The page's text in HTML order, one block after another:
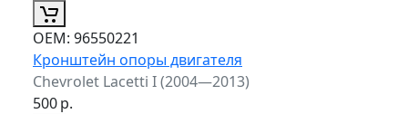
ОЕМ: 96550221
Кронштейн опоры двигателя
Chevrolet Lacetti I (2004—2013)
500р.